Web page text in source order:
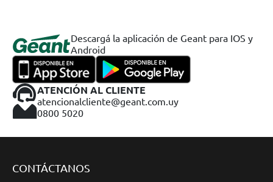
Descargá la aplicación de Geant para IOS y
Android
ATENCIÓN AL CLIENTE
atencionalcliente@geant.com.uy
0800 5020
CONTÁCTANOS